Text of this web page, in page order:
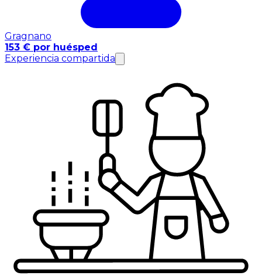
Gragnano
153 € por huésped
Experiencia compartida